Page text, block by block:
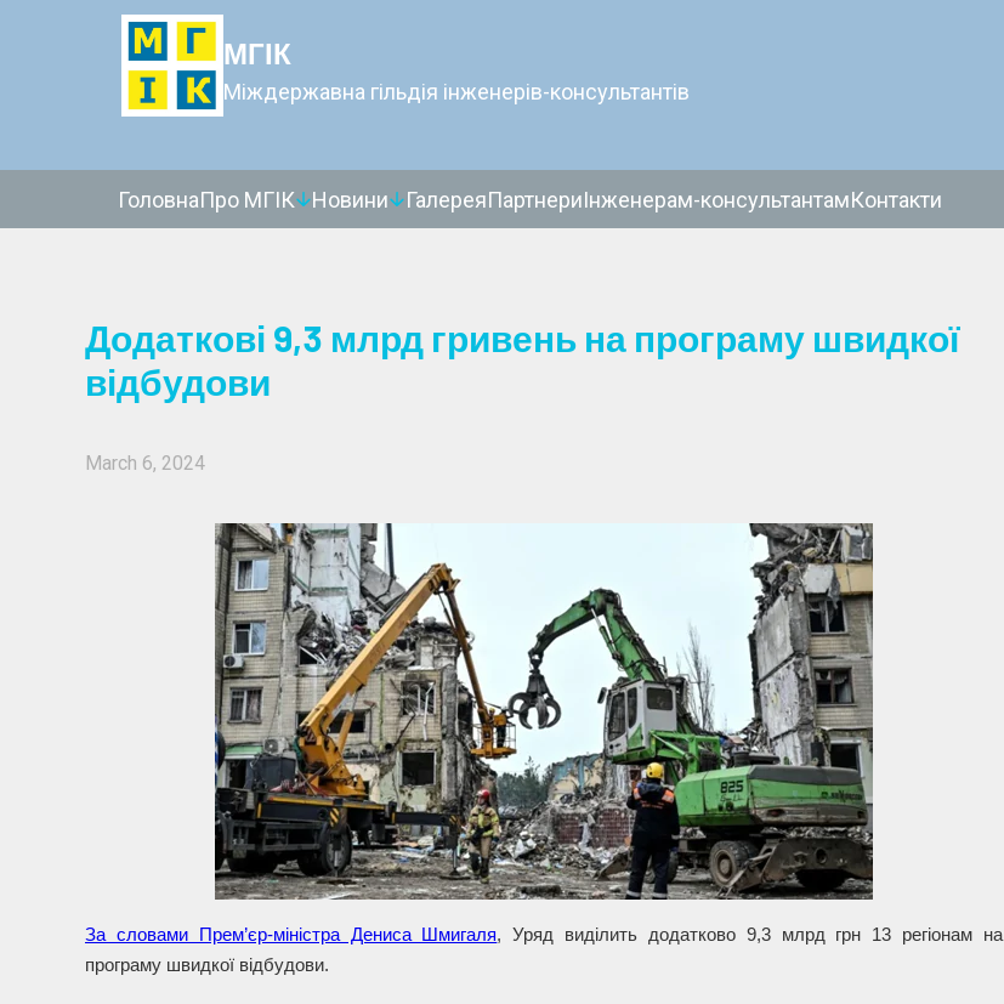
МГІК
Міждержавна гільдія інженерів-консультантів
ГоловнаПро МГІК Новини ГалереяПартнериІнженерам-консультантамКонтакти
Додаткові 9,3 млрд гривень на програму швидкої
відбудови
March 6, 2024
За словами Прем’єр-міністра Дениса Шмигаля, Уряд виділить додатково 9,3 млрд грн 13 регіонам на
програму швидкої відбудови.